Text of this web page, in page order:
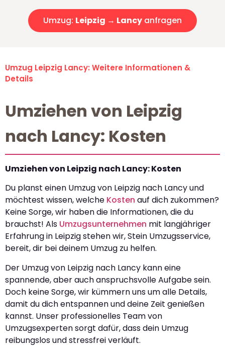
Umzug: Leipzig → Lancy anfragen
Umzug Leipzig Lancy: Weitere Informationen &
Details
Umziehen von Leipzig
nach Lancy: Kosten
Umziehen von Leipzig nach Lancy: Kosten
Du planst einen Umzug von Leipzig nach Lancy und
möchtest wissen, welche Kosten auf dich zukommen?
Keine Sorge, wir haben die Informationen, die du
brauchst! Als Umzugsunternehmen mit langjähriger
Erfahrung in Leipzig stehen wir, Stein Umzugsservice,
bereit, dir bei deinem Umzug zu helfen.
Der Umzug von Leipzig nach Lancy kann eine
spannende, aber auch anspruchsvolle Aufgabe sein.
Doch keine Sorge, wir kümmern uns um alle Details,
damit du dich entspannen und deine Zeit genießen
kannst. Unser professionelles Team von
Umzugsexperten sorgt dafür, dass dein Umzug
reibungslos und stressfrei verläuft.